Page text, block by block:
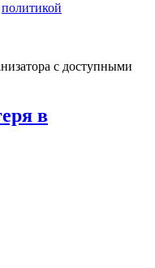
политикой
с доступными
в